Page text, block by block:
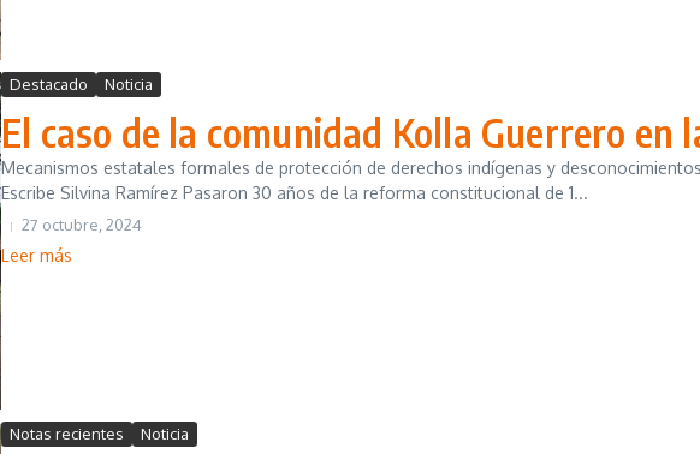
Destacado Noticia
El caso de la comunidad Kolla Guerrero en
Mecanismos estatales formales de protección de derechos indígenas y
Escribe Silvina Ramírez Pasaron 30 años de la reforma constitucional de 1...
27 octubre, 2024
Leer más
Notas recientes Noticia